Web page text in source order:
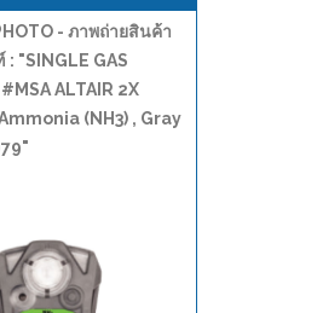
- ภาพถ่ายสินค้า
"SINGLE GAS
ALTAIR 2X
(NH3) , Gray